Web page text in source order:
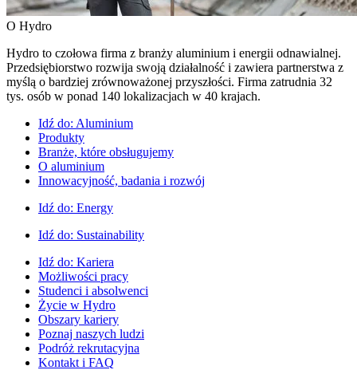
O Hydro
Hydro to czołowa firma z branży aluminium i energii odnawialnej.
Przedsiębiorstwo rozwija swoją działalność i zawiera partnerstwa z
myślą o bardziej zrównoważonej przyszłości. Firma zatrudnia 32
tys. osób w ponad 140 lokalizacjach w 40 krajach.
Idź do: Aluminium
Produkty
Branże, które obsługujemy
O aluminium
Innowacyjność, badania i rozwój
Idź do: Energy
Idź do: Sustainability
Idź do: Kariera
Możliwości pracy
Studenci i absolwenci
Życie w Hydro
Obszary kariery
Poznaj naszych ludzi
Podróż rekrutacyjna
Kontakt i FAQ